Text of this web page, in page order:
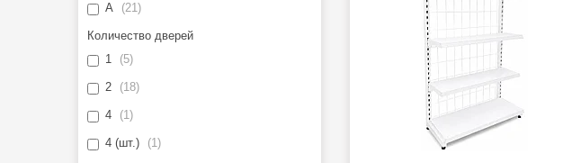
A
21
Количество дверей
1
5
2 18
4 1
4 (шт.) 1